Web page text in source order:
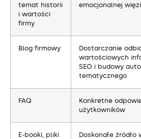
temat historii
i wartości
firmy
emocjonalnej
Blog firmowy
Dostarczanie
wartościowych
SEO i budowy
tematycznego
FAQ
Konkretne
użytkowników
E-booki, pliki
Doskonałe źródło